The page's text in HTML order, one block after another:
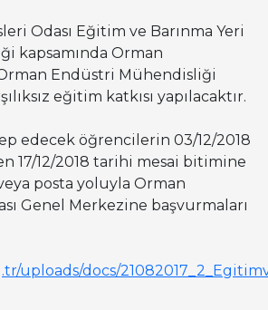
Odası Eğitim ve Barınma Yeri
kapsamında Orman
Endüstri Mühendisliği
eğitim katkısı yapılacaktır.
edecek öğrencilerin 03/12/2018
17/12/2018 tarihi mesai bitimine
posta yoluyla Orman
Genel Merkezine başvurmaları
uploads/docs/